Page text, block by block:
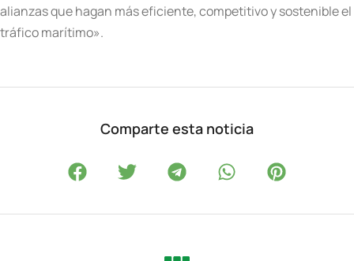
alianzas que hagan más eficiente, competitivo y sostenible el
tráfico marítimo».
Comparte esta noticia